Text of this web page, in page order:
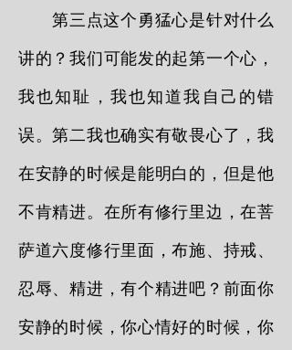
第三点这个勇猛心是针对什么
讲的？我们可能发的起第一个心，
我也知耻，我也知道我自己的错
误。第二我也确实有敬畏心了，我
在安静的时候是能明白的，但是他
不肯精进。在所有修行里边，在菩
萨道六度修行里面，布施、持戒、
忍辱、精进，有个精进吧？前面你
安静的时候，你心情好的时候，你